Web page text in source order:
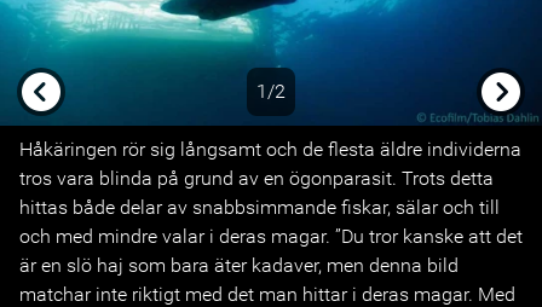
1/2
Previous
Håkäringen rör sig långsamt och de flesta äldre individerna
tros vara blinda på grund av en ögonparasit. Trots detta
hittas både delar av snabbsimmande fiskar, sälar och till
och med mindre valar i deras magar. ”Du tror kanske att det
är en slö haj som bara äter kadaver, men denna bild
matchar inte riktigt med det man hittar i deras magar. Med